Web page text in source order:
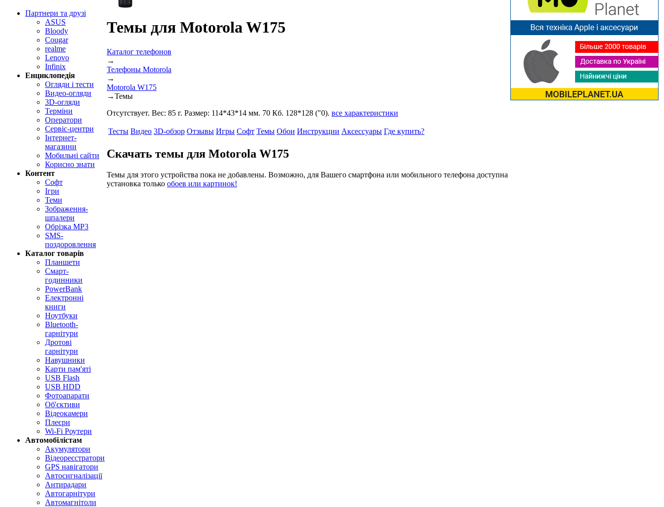
Партнери та друзі
ASUS
Bloody
Cougar
realme
Lenovo
Infinix
Енциклопедія
Огляди і тести
Видео-огляди
3D-огляди
Терміни
Оператори
Сервіс-центри
Інтернет-
магазини
Мобильні сайти
Корисно знати
Контент
Софт
Ігри
Теми
Зображення-
шпалери
Обрізка MP3
SMS-
поздоровлення
Каталог товарів
Планшети
Смарт-
годинники
PowerBank
Електронні
книги
Ноутбуки
Bluetooth-
гарнітури
Дротові
гарнітури
Навушники
Карти пам'яті
USB Flash
USB HDD
Фотоапарати
Об'єктиви
Відеокамери
Плеєри
Wi-Fi Роутери
Автомобілістам
Акумулятори
Відеореєстратори
GPS навігатори
Автосигналізації
Антирадари
Автогарнітури
Автомагнітоли
Темы для Motorola W175
Каталог телефонов
→
Телефоны Motorola
→
Motorola W175
→Темы
Отсутствует. Вес: 85 г. Размер: 114*43*14 мм. 70 Кб. 128*128 ("0). все характеристики
Тесты Видео 3D-обзор Отзывы Игры Софт Темы Обои Инструкции Аксессуары Где купить?
Скачать темы для Motorola W175
Темы для этого устройства пока не добавлены. Возможно, для Вашего смартфона или мобильного телефона доступна
установка только обоев или картинок!